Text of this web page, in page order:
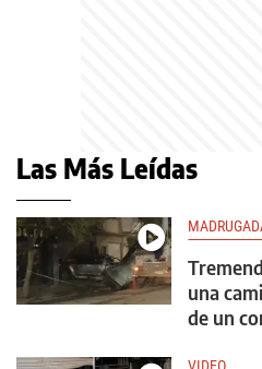
Las Más Leídas
una
de un